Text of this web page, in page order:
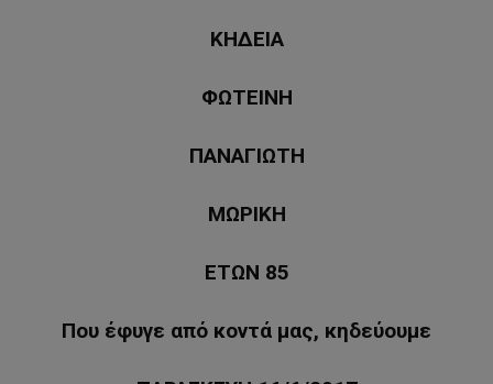
ΚΗΔΕΙΑ
ΦΩΤΕΙΝΗ
ΠΑΝΑΓΙΩΤΗ
ΜΩΡΙΚΗ
ΕΤΩΝ 85
Που έφυγε από κοντά μας, κηδεύουμε